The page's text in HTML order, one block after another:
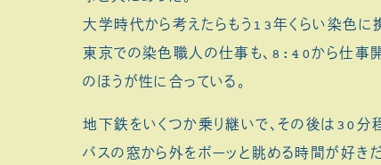
大学時代から考えたらもう13年くらい染色に
東京での染色職人の仕事も、8:40から仕事開
のほうが性に合っている。
地下鉄をいくつか乗り継いで、その後は30分
バスの窓から外をボーッと眺める時間が好きだ